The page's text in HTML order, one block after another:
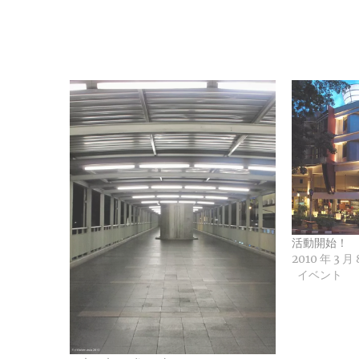
活動開始！
2010 年 3 月
イベント